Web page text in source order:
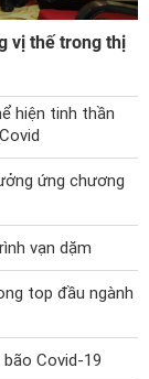
vị thế trong thị
hiện tinh thần
ứng chương
vạn dặm
top đầu ngành
Covid-19